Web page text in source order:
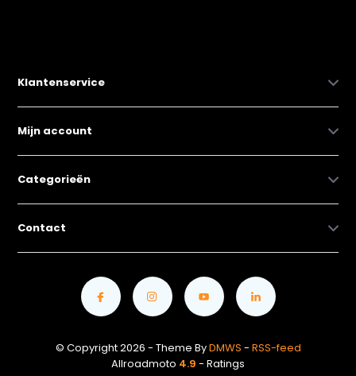
Klantenservice
Mijn account
Categorieën
Contact
© Copyright 2026 - Theme ByDMWS - RSS-feed
Allroadmoto 4.9 - Ratings